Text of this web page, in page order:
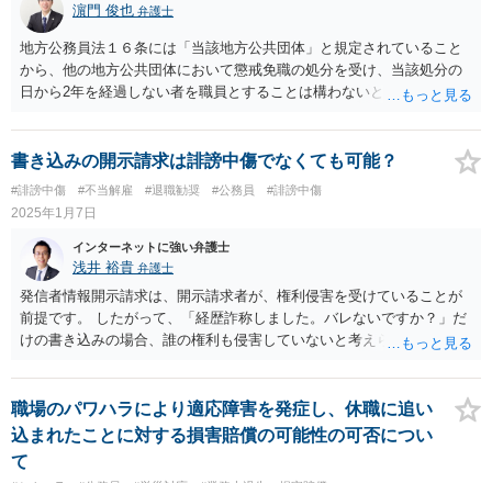
濵門 俊也 弁護士
地方公務員法１６条には「当該地方公共団体」と規定されていること
から、他の地方公共団体において懲戒免職の処分を受け、当該処分の
日から2年を経過しない者を職員とすることは構わないとされます。こ
異なることがあり得ると考えられることによります。 ご質問にある横
浜市で受験することは可能です。
書き込みの開示請求は誹謗中傷でなくても可能？
#誹謗中傷 #不当解雇 #退職勧奨 #公務員 #誹謗中傷
2025年1月7日
インターネットに強い弁護士
浅井 裕貴 弁護士
発信者情報開示請求は、開示請求者が、権利侵害を受けていることが
前提です。 したがって、「経歴詐称しました。バレないですか？」だ
けの書き込みの場合、誰の権利も侵害していないと考えられるので、
称しました。バレないですか？」に加えて、社名が明らかにした場合
には、その会社に対し「経歴詐称をした社員がいる」という事実の適
示と解釈され、発信者情報開示請求が通る可能性がないとは言えなく
なってきます。 たとえば、「私は、A社の社員です。経歴詐称をして
入社しました。バレないですか？」という書き込みであれば、「A社に
職場のパワハラにより適応障害を発症し、休職に追い
込まれたことに対する損害賠償の可能性の可否につい
て